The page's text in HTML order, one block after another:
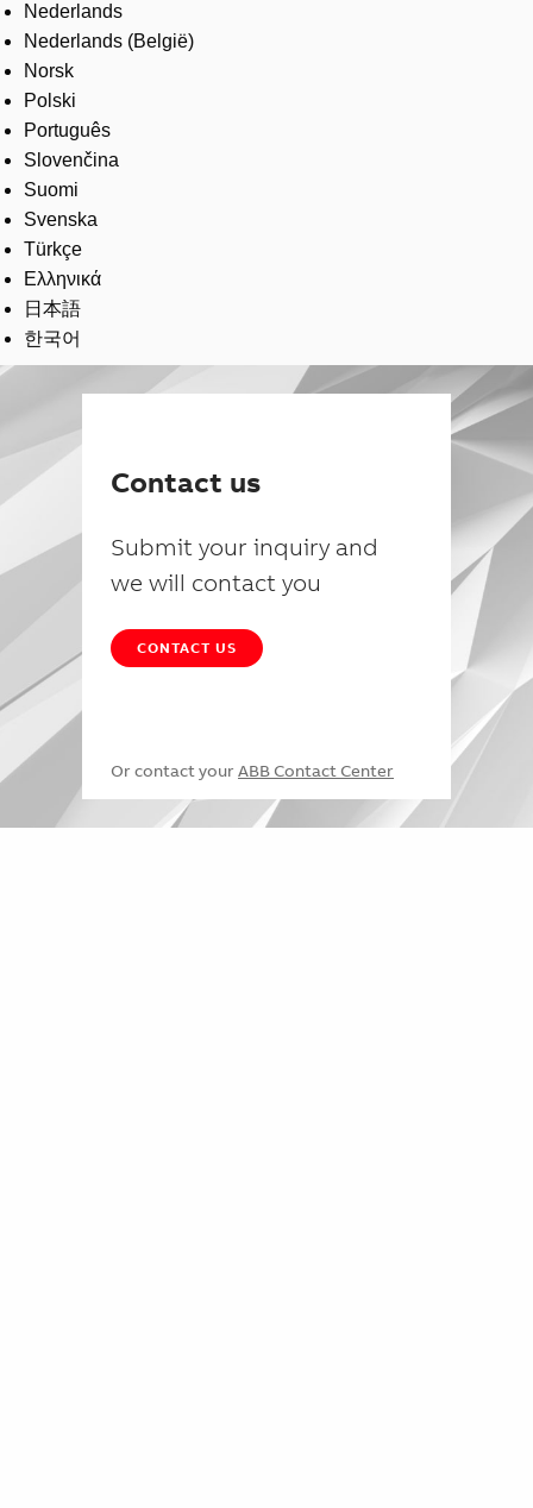
Nederlands
Nederlands (België)
Norsk
Polski
Português
Slovenčina
Suomi
Svenska
Türkçe
Ελληνικά
日本語
한국어
Contact us
Submit your inquiry and
we will contact you
CONTACT US
Or contact your ABB Contact Center